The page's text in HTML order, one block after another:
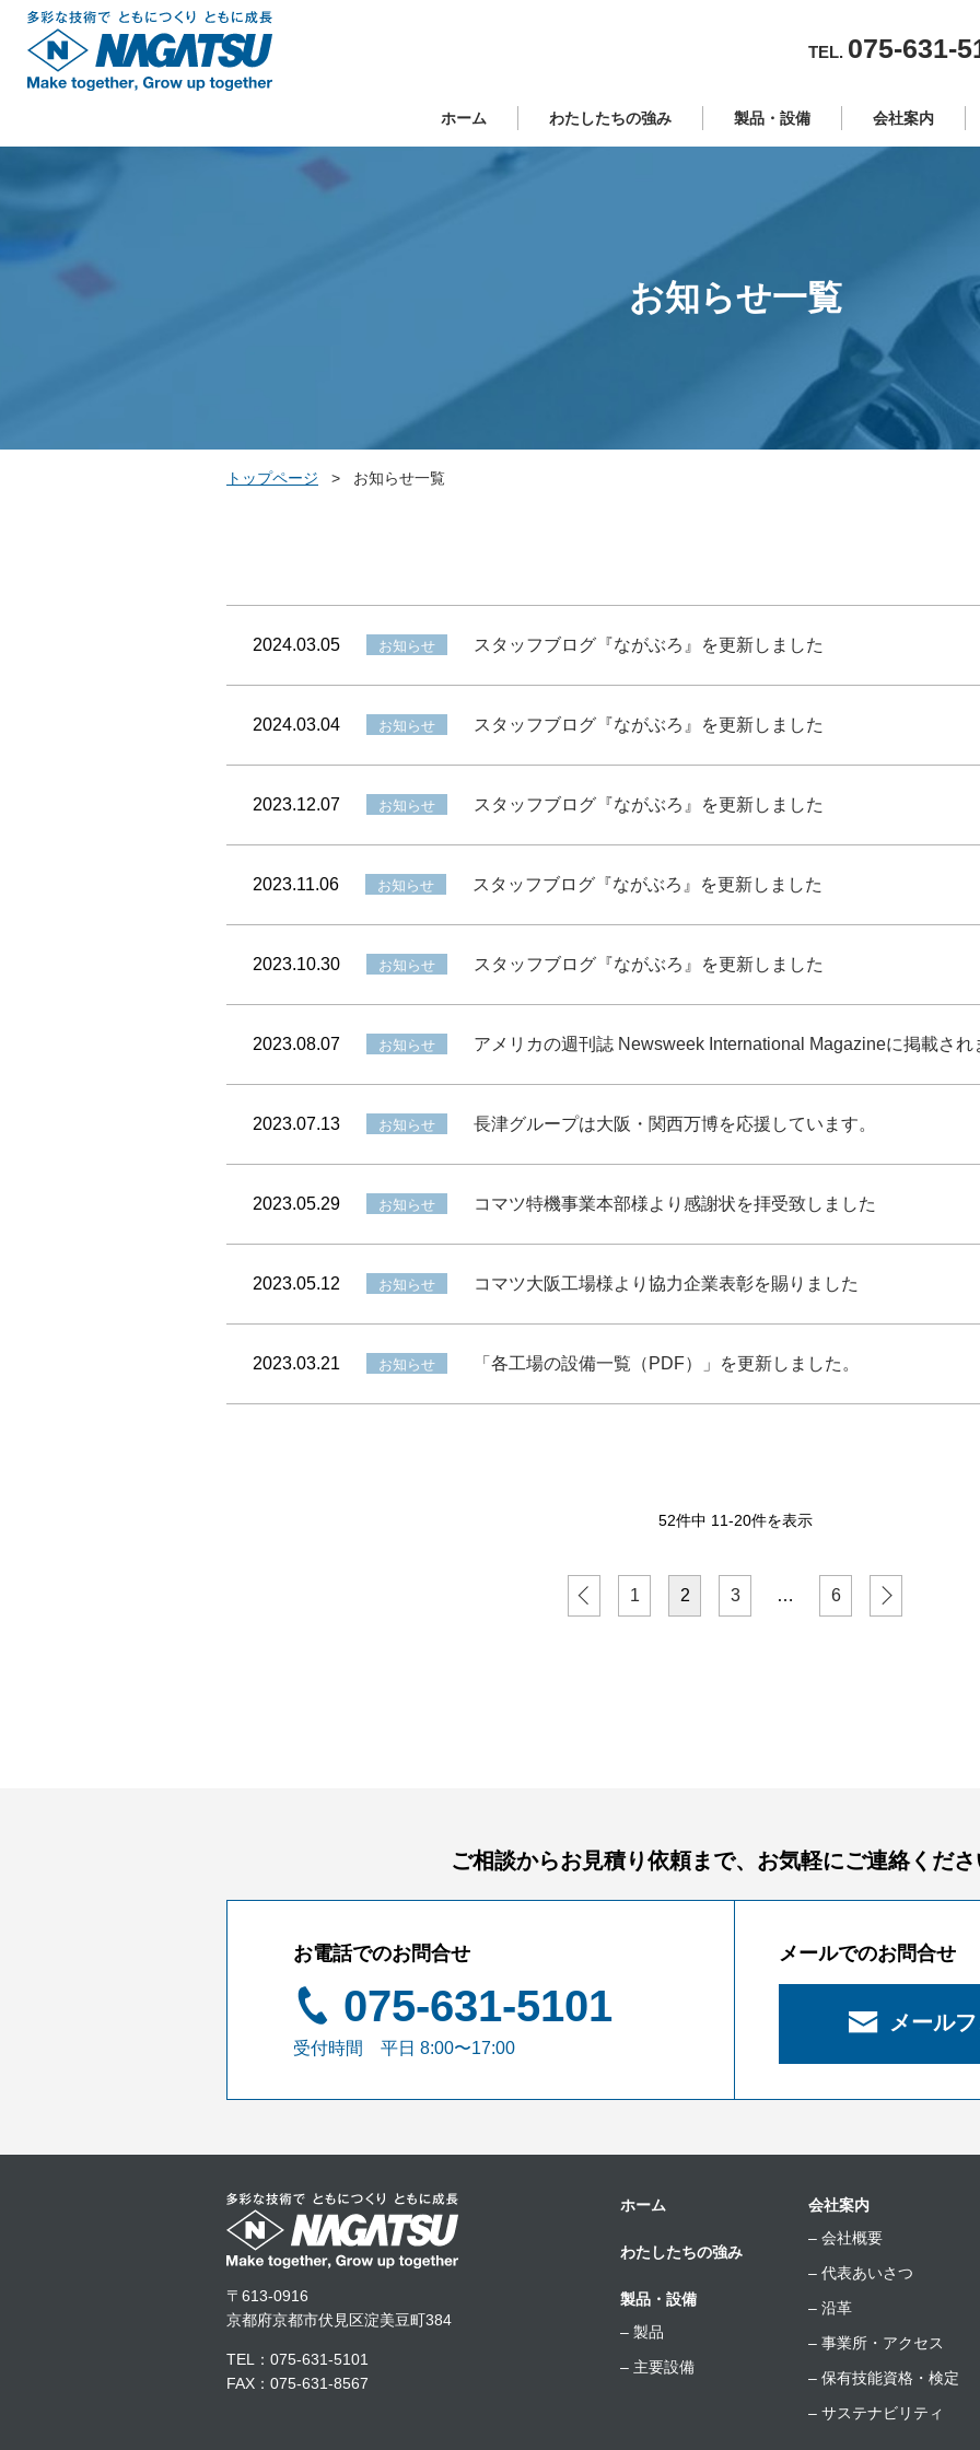
TEL. 075-631-
ホーム わたしたちの強み 製品・設備
主要設備
会社案内
会社概要
事業所・アク
保有技能資格
サステナビリ
お知らせ一覧
トップページ > お知らせ一覧
2024.03.05 お知らせ スタッフブログ『ながぶろ』を更新しました
2024.03.04 お知らせ スタッフブログ『ながぶろ』を更新しました
2023.12.07 お知らせ スタッフブログ『ながぶろ』を更新しました
2023.11.06 お知らせ スタッフブログ『ながぶろ』を更新しました
2023.10.30 お知らせ スタッフブログ『ながぶろ』を更新しました
2023.08.07 お知らせ アメリカの週刊誌 Newsweek International Magazineに掲載され
2023.07.13 お知らせ 長津グループは大阪・関西万博を応援しています。
2023.05.29 お知らせ コマツ特機事業本部様より感謝状を拝受致しました
2023.05.12 お知らせ コマツ大阪工場様より協力企業表彰を賜りました
2023.03.21 お知らせ 「各工場の設備一覧（PDF）」を更新しました。
52件中 11-20件を表示
1 2 3 … 6
ご相談からお見積り依頼まで、 お気軽にご連絡くだ
お電話でのお問合せ
075-631-5101
受付時間 平日 8:00〜17:00
メールでのお問合せ
メール
〒613-0916
京都府京都市伏見区淀美豆町384
TEL：075-631-5101
FAX：075-631-8567
ホーム
わたしたちの強み
製品・設備
製品
主要設備
会社案内
会社概要
代表あいさつ
沿革
事業所・アクセス
保有技能資格・検定
サステナビリティ